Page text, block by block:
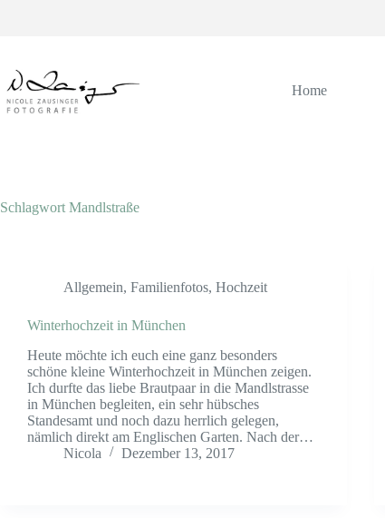
Home
Schlagwort Mandlstraße
Allgemein, Familienfotos, Hochzeit
Winterhochzeit in München
Heute möchte ich euch eine ganz besonders
schöne kleine Winterhochzeit in München zeigen.
Ich durfte das liebe Brautpaar in die Mandlstrasse
in München begleiten, ein sehr hübsches
Standesamt und noch dazu herrlich gelegen,
nämlich direkt am Englischen Garten. Nach der…
Nicola
Dezember 13, 2017